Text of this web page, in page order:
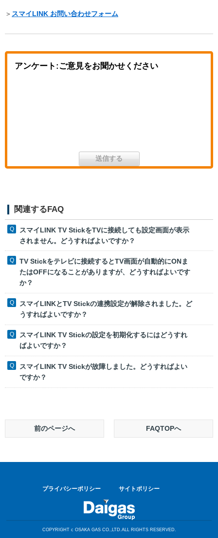
＞ スマイLINK お問い合わせフォーム
アンケート:ご意見をお聞かせください
関連するFAQ
スマイLINK TV StickをTVに接続しても設定画面が表示
されません。どうすればよいですか？
TV Stickをテレビに接続するとTV画面が自動的にONま
たはOFFになることがありますが、どうすればよいです
か？
スマイLINKとTV Stickの連携設定が解除されました。ど
うすればよいですか？
スマイLINK TV Stickの設定を初期化するにはどうすれ
ばよいですか？
スマイLINK TV Stickが故障しました。どうすればよい
ですか？
前のページへ FAQTOPへ
プライバシーポリシー サイトポリシー
COPYRIGHT c OSAKA GAS CO.,LTD.ALL RIGHTS RESERVED.